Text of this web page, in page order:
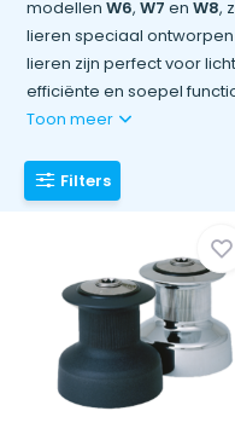
modellenW6,W7 enW8,
lieren speciaal
lieren zijn perfect voor
efficiënte en soepel
Toon meer
Filters